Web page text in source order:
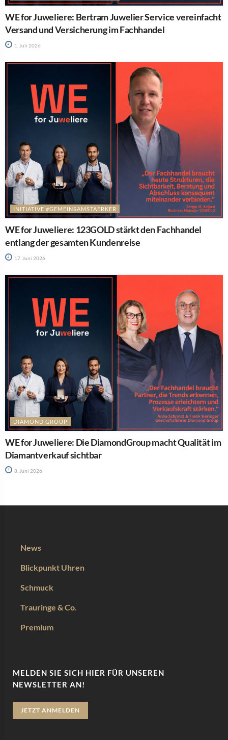
WE for Juweliere: Bertram Juwelier Service vereinfacht
Versand und Versicherung im Fachhandel
1. Juli 2026
INITIATIVE #GEMEINSAMSTAERKER
WE for Juweliere: 123GOLD stärkt den Fachhandel
entlang der gesamten Kundenreise
17. Juni 2026
DIAMOND GROUP
WE for Juweliere: Die DiamondGroup macht Qualität im
Diamantverkauf sichtbar
8. Juni 2026
News
Blickpunkt Uhren
Schmuck
Trauringe & Co.
Premium
MELDEN SIE SICH HIER FÜR UNSEREN
NEWSLETTER AN!
JETZT ANMELDEN